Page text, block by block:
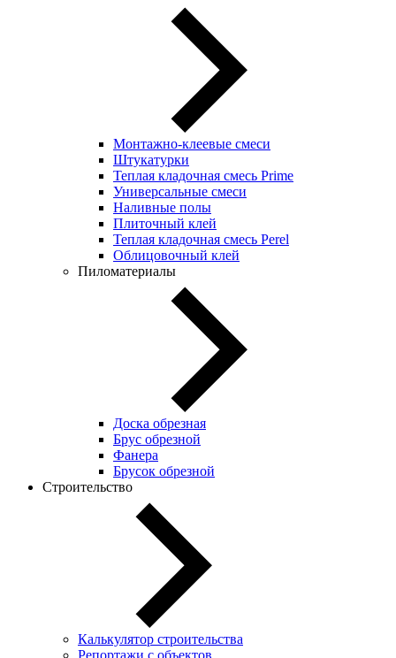
Монтажно-клеевые смеси
Штукатурки
Теплая кладочная смесь Prime
Универсальные смеси
Наливные полы
Плиточный клей
Теплая кладочная смесь Perel
Облицовочный клей
Пиломатериалы
Доска обрезная
Брус обрезной
Фанера
Брусок обрезной
Строительство
Калькулятор строительства
Репортажи с объектов